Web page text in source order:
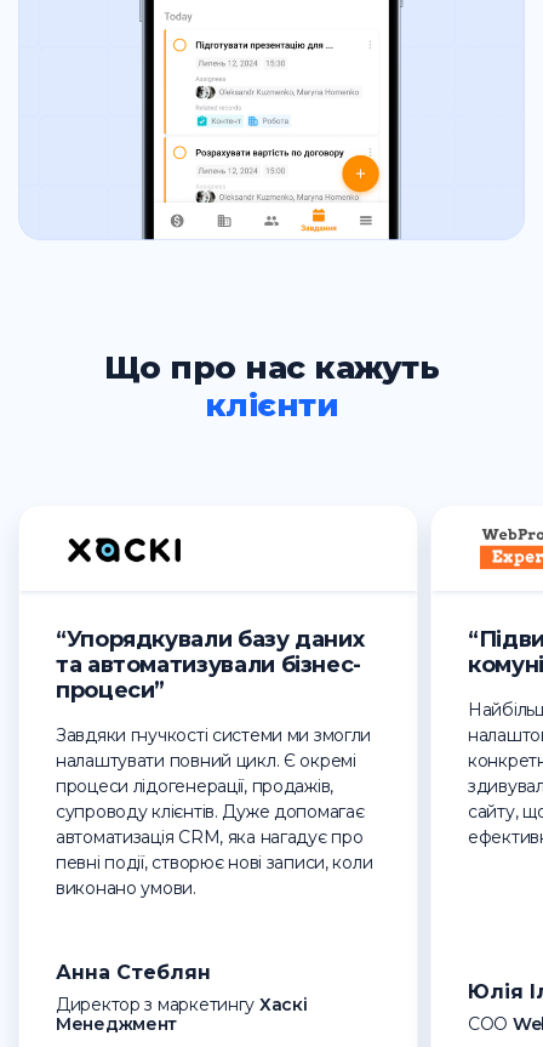
Що про нас кажуть
клієнти
“Упорядкували базу даних
та автоматизували бізнес-
процеси”
Завдяки гнучкості системи ми змогли
налаштувати повний цикл. Є окремі
процеси лідогенерації, продажів,
супроводу клієнтів. Дуже допомагає
автоматизація CRM, яка нагадує про
певні події, створює нові записи, коли
виконано умови.
Анна Стеблян
Директор з маркетингу Хаскі
Менеджмент
сайту,
Юлія
СОО